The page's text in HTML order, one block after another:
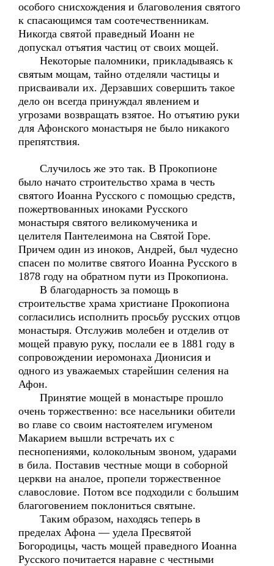
особого снисхождения и благоволения святого
к спасающимся там соотечественникам.
Никогда святой праведный Иоанн не
допускал отъятия частиц от своих мощей.
Некоторые паломники, прикладываясь к
святым мощам, тайно отделяли частицы и
присваивали их. Дерзавших совершить такое
дело он всегда принуждал явлением и
угрозами возвращать взятое. Но отъятию руки
для Афонского монастыря не было никакого
препятствия.
Случилось же это так. В Прокопионе
было начато строительство храма в честь
святого Иоанна Русского с помощью средств,
пожертвованных иноками Русского
монастыря святого великомученика и
целителя Пантелеимона на Святой Горе.
Причем один из иноков, Андрей, был чудесно
спасен по молитве святого Иоанна Русского в
1878 году на обратном пути из Прокопиона.
В благодарность за помощь в
строительстве храма христиане Прокопиона
согласились исполнить просьбу русских отцов
монастыря. Отслужив молебен и отделив от
мощей правую руку, послали ее в 1881 году в
сопровождении иеромонаха Дионисия и
одного из уважаемых старейшин селения на
Афон.
Принятие мощей в монастыре прошло
очень торжественно: все насельники обители
во главе со своим настоятелем игуменом
Макарием вышли встречать их с
песнопениями, колокольным звоном, ударами
в била. Поставив честные мощи в соборной
церкви на аналое, пропели торжественное
славословие. Потом все подходили с большим
благоговением поклониться святыне.
Таким образом, находясь теперь в
пределах Афона — удела Пресвятой
Богородицы, часть мощей праведного Иоанна
Русского почитается наравне с честными